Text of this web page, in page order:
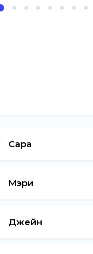
Сара
Мэри
Джейн